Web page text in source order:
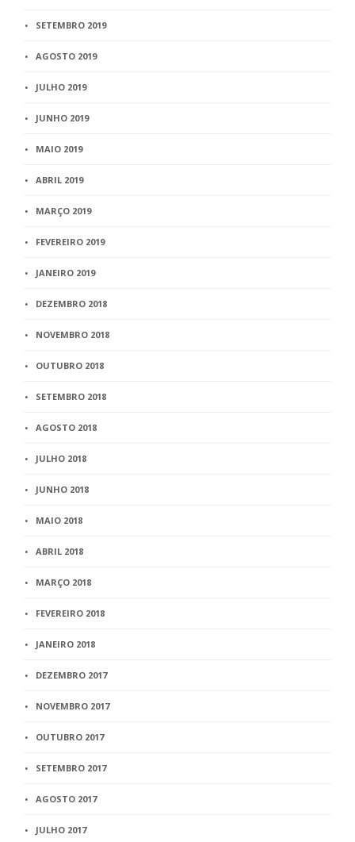
SETEMBRO 2019
AGOSTO 2019
JULHO 2019
JUNHO 2019
MAIO 2019
ABRIL 2019
MARÇO 2019
FEVEREIRO 2019
JANEIRO 2019
DEZEMBRO 2018
NOVEMBRO 2018
OUTUBRO 2018
SETEMBRO 2018
AGOSTO 2018
JULHO 2018
JUNHO 2018
MAIO 2018
ABRIL 2018
MARÇO 2018
FEVEREIRO 2018
JANEIRO 2018
DEZEMBRO 2017
NOVEMBRO 2017
OUTUBRO 2017
SETEMBRO 2017
AGOSTO 2017
JULHO 2017